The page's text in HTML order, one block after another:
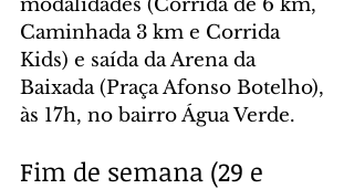
modalidades (Corrida de 6 km,
Caminhada 3 km e Corrida
Kids) e saída da Arena da
Baixada (Praça Afonso Botelho),
às 17h, no bairro Água Verde.
Fim de semana (29 e